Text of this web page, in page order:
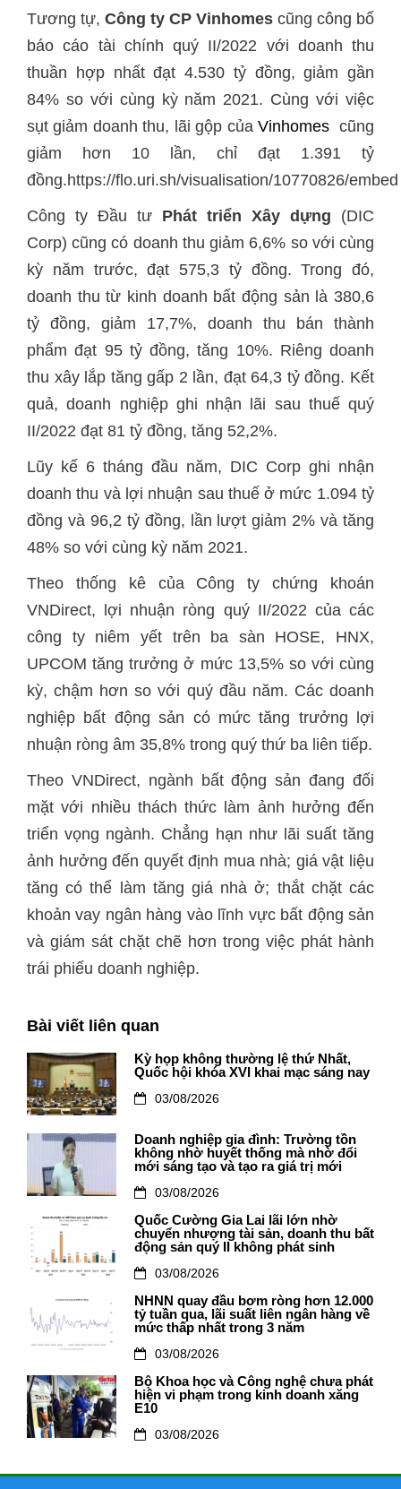
Tương tự, Công ty CP Vinhomes cũng công bố
báo cáo tài chính quý II/2022 với doanh thu
thuần hợp nhất đạt 4.530 tỷ đồng, giảm gần
84% so với cùng kỳ năm 2021. Cùng với việc
sụt giảm doanh thu, lãi gộp củaVinhomes cũng
giảm hơn 10 lần, chỉ đạt 1.391 tỷ
đồng.https://flo.uri.sh/visualisation/10770826/embed
Công ty Đầu tư Phát triển Xây dựng (DIC
Corp) cũng có doanh thu giảm 6,6% so với cùng
kỳ năm trước, đạt 575,3 tỷ đồng. Trong đó,
doanh thu từ kinh doanh bất động sản là 380,6
tỷ đồng, giảm 17,7%, doanh thu bán thành
phẩm đạt 95 tỷ đồng, tăng 10%. Riêng doanh
thu xây lắp tăng gấp 2 lần, đạt 64,3 tỷ đồng. Kết
quả, doanh nghiệp ghi nhận lãi sau thuế quý
II/2022 đạt 81 tỷ đồng, tăng 52,2%.
Lũy kế 6 tháng đầu năm, DIC Corp ghi nhận
doanh thu và lợi nhuận sau thuế ở mức 1.094 tỷ
đồng và 96,2 tỷ đồng, lần lượt giảm 2% và tăng
48% so với cùng kỳ năm 2021.
Theo thống kê của Công ty chứng khoán
VNDirect, lợi nhuận ròng quý II/2022 của các
công ty niêm yết trên ba sàn HOSE, HNX,
UPCOM tăng trưởng ở mức 13,5% so với cùng
kỳ, chậm hơn so với quý đầu năm. Các doanh
nghiệp bất động sản có mức tăng trưởng lợi
nhuận ròng âm 35,8% trong quý thứ ba liên tiếp.
Theo VNDirect, ngành bất động sản đang đối
mặt với nhiều thách thức làm ảnh hưởng đến
triển vọng ngành. Chẳng hạn như lãi suất tăng
ảnh hưởng đến quyết định mua nhà; giá vật liệu
tăng có thể làm tăng giá nhà ở; thắt chặt các
khoản vay ngân hàng vào lĩnh vực bất động sản
và giám sát chặt chẽ hơn trong việc phát hành
trái phiếu doanh nghiệp.
Bài viết liên quan
Kỳ họp không thường lệ thứ Nhất,
Quốc hội khóa XVI khai mạc sáng nay
03/08/2026
Doanh nghiệp gia đình: Trường tồn
không nhờ huyết thống mà nhờ đổi
mới sáng tạo và tạo ra giá trị mới
03/08/2026
Quốc Cường Gia Lai lãi lớn nhờ
chuyển nhượng tài sản, doanh thu bất
động sản quý II không phát sinh
03/08/2026
NHNN quay đầu bơm ròng hơn 12.000
tỷ tuần qua, lãi suất liên ngân hàng về
mức thấp nhất trong 3 năm
03/08/2026
Bộ Khoa học và Công nghệ chưa phát
hiện vi phạm trong kinh doanh xăng
E10
03/08/2026